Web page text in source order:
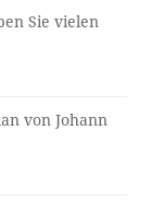
Sie vielen
von Johann